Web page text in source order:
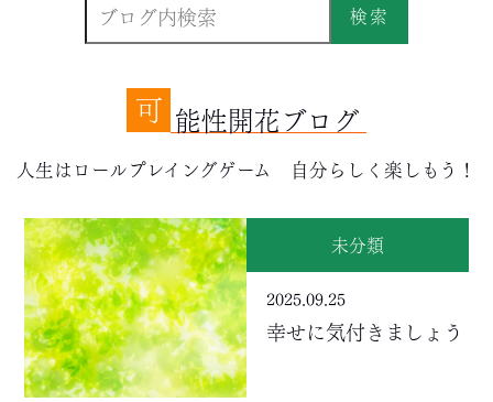
検索
可 能性開花ブログ
人生はロールプレイングゲーム 自分らしく楽しもう！
未分類
2025.09.25
幸せに気付きましょう